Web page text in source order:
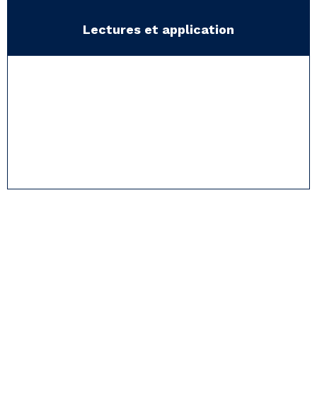
Lectures et application